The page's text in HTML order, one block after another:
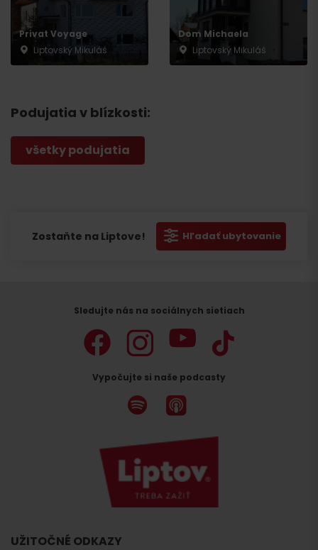
Privat Voyage
Liptovský Mikuláš
Dom Michaela
Liptovský Mikuláš
Podujatia v blízkosti:
všetky podujatia
Zostaňte na Liptove! Hľadať ubytovanie
Sledujte nás na sociálnych sietiach
Vypočujte si naše podcasty
UŽITOČNÉ ODKAZY